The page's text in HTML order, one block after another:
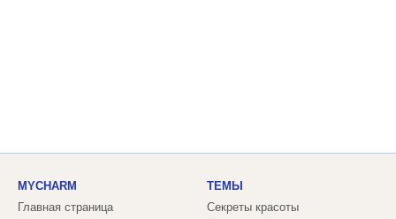
MYCHARM
Главная страница
ТЕМЫ
Секреты красоты